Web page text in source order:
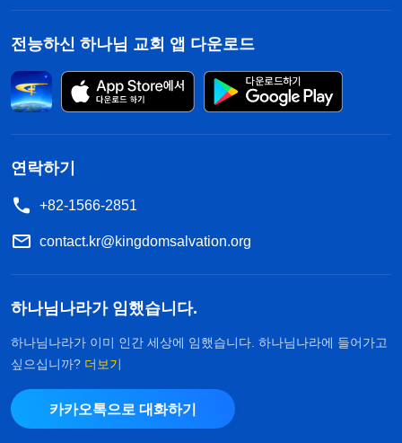
리는 하나님의 징벌이다. 사탄이 욥, 이 한 사람에게
행한 일은 인류를 패괴시킨 사탄의 소행을 보여 주는
축소판일 뿐이다. 사탄이 그 일을 저지를 때 하나님
든 일에서 지켜야 하는 원칙을 보여 주는 축소판일
뿐이다. 그리고 사탄이 이 일에서 담당한 역할과 위
님의 경영 사역 가운데서 하나님께 감히 대항하지 못
하는 사탄의 모습을 보여 주는 축소판일 뿐이다. 이
축소판들이 너희에게 주는 경고는 무엇이냐? 사탄을
포함한 만물 가운데 그 누구도 그 어떤 것도 감히 창
조주가 정한 천상의 법칙과 규칙을 벗어나지 못하며,
전능하신 하나님 교회 앱 다운로드
연락하기
+82-1566-2851
contact.kr@kingdomsalvation.org
하나님나라가 임했습니다.
하나님나라가 이미 인간 세상에 임했습니다. 하나님나라에 들어가고
싶으십니까? 더보기
카카오톡으로 대화하기